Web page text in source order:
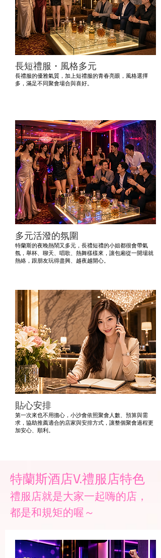
長短禮服・風格多元
長禮服的優雅氣質，加上短禮服的青春亮眼，風格選擇
多，滿足不同聚會場合與喜好。
多元活潑的氛圍
特蘭斯的夜晚熱鬧又多元，長禮短禮的小姐都很會帶氣
氛，舉杯、聊天、唱歌、熱舞樣樣來，讓包廂從一開場就
熱絡，跟朋友玩得盡興、越夜越開心。
貼心安排
第一次來也不用擔心，小沙會依照聚會人數、預算與需
求，協助推薦適合的店家與安排方式，讓整個聚會過程更
加安心、順利。
特蘭斯酒店V.禮服店特色
​禮服店就是大家一起嗨的店，
都是和規矩的喔～